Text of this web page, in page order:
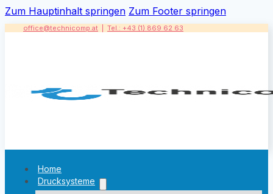
Zum Hauptinhalt springen Zum Footer springen
office@technicomp.at Tel.: +43 (1) 869 62 63
Home
Drucksysteme